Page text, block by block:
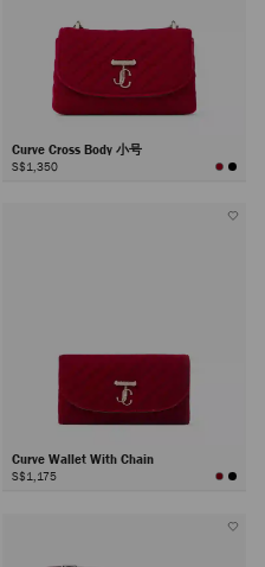
Curve Cross Body 小号
S$1,350
Curve Wallet With Chain
S$1,175